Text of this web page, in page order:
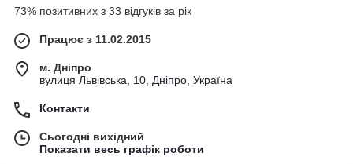
73% позитивних з 33 відгуків за рік
Працює з 11.02.2015
м. Дніпро
вулиця Львівська, 10, Дніпро, Україна
Контакти
Сьогодні вихідний
Показати весь графік роботи